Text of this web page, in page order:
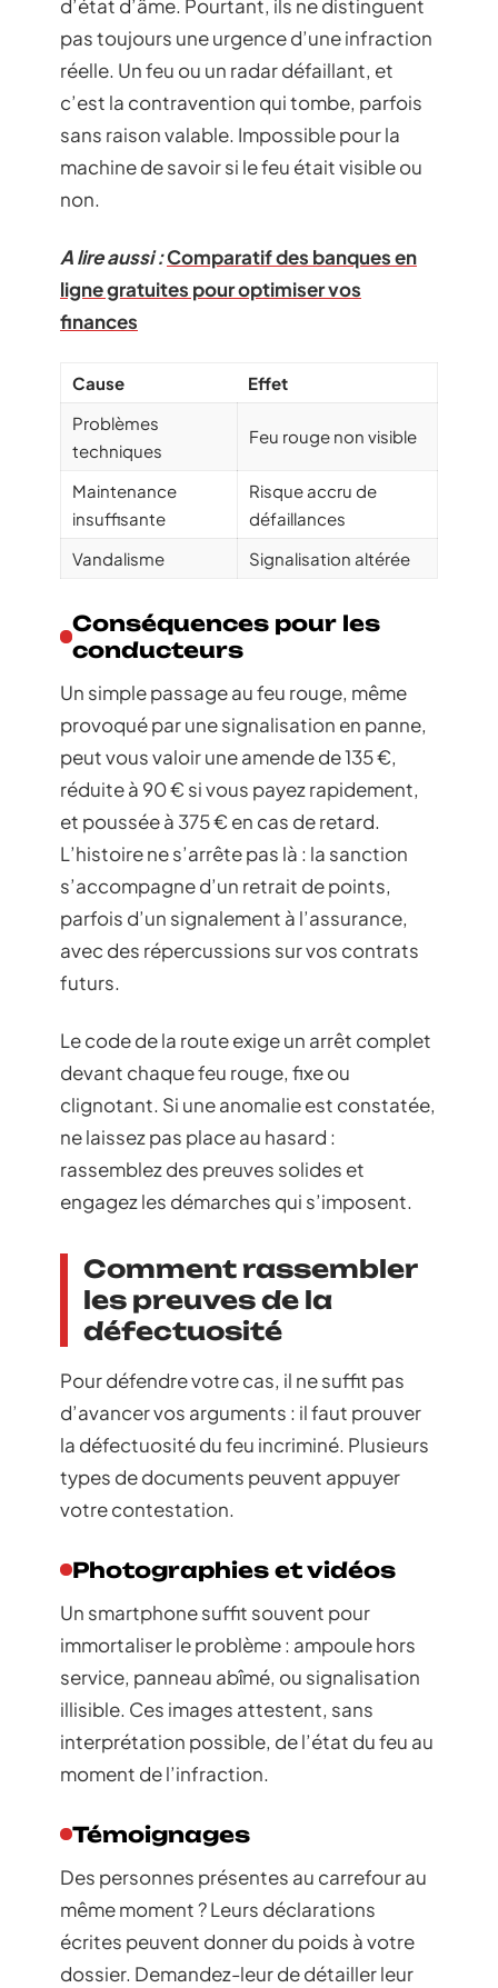
d’état d’âme. Pourtant, ils ne distinguent
pas toujours une urgence d’une infraction
réelle. Un feu ou un radar défaillant, et
c’est la contravention qui tombe, parfois
sans raison valable. Impossible pour la
machine de savoir si le feu était visible ou
non.
A lire aussi :Comparatif des banques en
ligne gratuites pour optimiser vos
finances
Cause
Effet
Problèmes
techniques
Feu rouge non visible
Maintenance
insuffisante
Risque accru de
défaillances
Vandalisme
Signalisation altérée
Conséquences pour les
conducteurs
Un simple passage au feu rouge, même
provoqué par une signalisation en panne,
peut vous valoir une amende de 135 €,
réduite à 90 € si vous payez rapidement,
et poussée à 375 € en cas de retard.
L’histoire ne s’arrête pas là : la sanction
s’accompagne d’un retrait de points,
parfois d’un signalement à l’assurance,
avec des répercussions sur vos contrats
futurs.
Le code de la route exige un arrêt complet
devant chaque feu rouge, fixe ou
clignotant. Si une anomalie est constatée,
ne laissez pas place au hasard :
rassemblez des preuves solides et
engagez les démarches qui s’imposent.
Comment rassembler
les preuves de la
défectuosité
Pour défendre votre cas, il ne suffit pas
d’avancer vos arguments : il faut prouver
la défectuosité du feu incriminé. Plusieurs
types de documents peuvent appuyer
votre contestation.
Photographies et vidéos
Un smartphone suffit souvent pour
immortaliser le problème : ampoule hors
service, panneau abîmé, ou signalisation
illisible. Ces images attestent, sans
interprétation possible, de l’état du feu au
moment de l’infraction.
Témoignages
Des personnes présentes au carrefour au
même moment ? Leurs déclarations
écrites peuvent donner du poids à votre
dossier. Demandez-leur de détailler leur